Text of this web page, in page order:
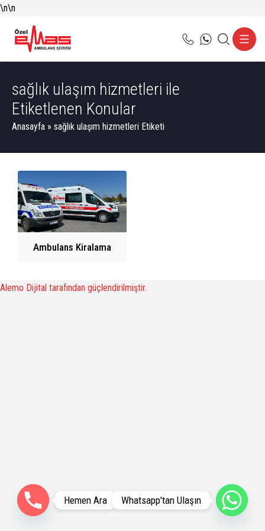
\n\n
sağlık ulaşım hizmetleri ile
Etiketlenen Konular
Anasayfa » sağlık ulaşım hizmetleri Etiketi
Ambulans Kiralama
Alemo Dijital tarafından güçlendirilmiştir.
Hemen Ara Whatsapp'tan Ulaşın